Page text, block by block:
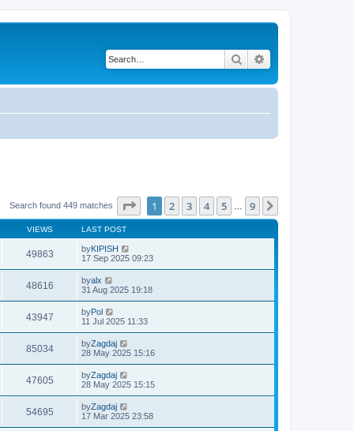
Search
Search found 449 matches Page of 9
1 2 3 4 5 9
VIEWS LAST POST
49863 byKIPISH
17 Sep 2025 09:23
48616 byalx
31 Aug 2025 19:18
43947 byPol
11 Jul 2025 11:33
85034 byZagdaj
28 May 2025 15:16
47605 byZagdaj
28 May 2025 15:15
54695 byZagdaj
17 Mar 2025 23:58